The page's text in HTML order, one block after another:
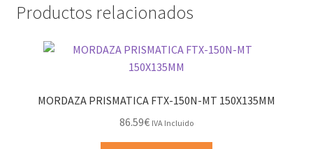
Productos relacionados
MORDAZA PRISMATICA FTX-150N-MT 150X135MM
86.59€ IVA Incluido